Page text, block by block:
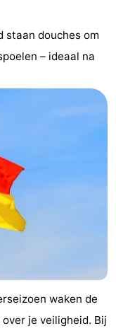
staan douches om
– ideaal na
waken de
over je veiligheid. Bij